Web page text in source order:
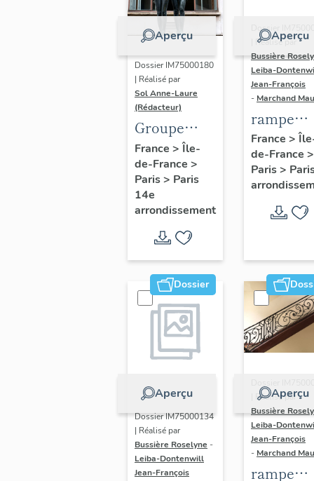
Aperçu
Dossier IM75000180
| Réalisé par
Sol Anne-Laure
(Rédacteur)
Groupe
sculpté :
Les
Adolescents
France > Île-
de-France >
Paris> Paris
14e
arrondissement
Aperçu
Dossier
| Réalisé par
Bussière
Leiba-
Jean-François
- Marchand
rampe
d'appui,
escalier
l' hôtel
(non
France >
de-France >
Paris>
Dossier
Aperçu
Dossier IM75000134
| Réalisé par
Bussière Roselyne -
Leiba-Dontenwill
Jean-François
Aperçu
| Réalisé par
Bussière
Leiba-
Jean-François
- Marchand
rampe